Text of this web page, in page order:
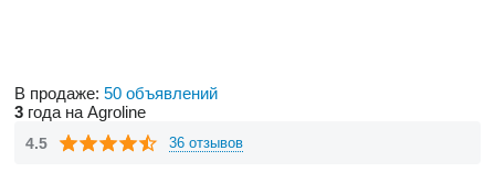
В продаже: 50 объявлений
3 года на Agroline
4.5 36 отзывов